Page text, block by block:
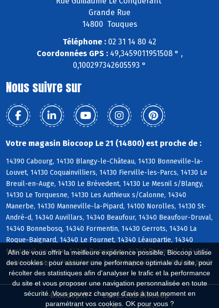
Afin de vous offrir la meilleure expérience possible, Biocoop utilise
des cookies : pour assurer une performance optimale du site, pour
récolter des statistiques afin d'analyser le trafic et la performance
du site et vous proposer une navigation personnalisée en toute
sécurité. Vous pouvez changer d'avis à tout moment en
paramétrant vos cookies. OK pour vous ?
Grande Rue
14800 Touques
Téléphone : 02 31 14 80 42
Coordonnées GPS :49,3459011951508 ° ,
0,100297342605593 °
Nous suivre sur
Votre magasin Biocoop Le 21 (14800) est proche de :
14390 Cabourg, 14130 Blangy-le-Château, 14130 Bonneville-la-
Louvet, 14130 Coquainvilliers, 14130 Fierville-les-Parcs, 14130 Le
Breuil-en-Auge, 14130 Le Brévedent, 14130 Le Mesnil s/Blangy,
14130 Le Torquesne, 14130 Les Authieux s/Calonne, 14340
Manerbe, 14130 Manneville-la-Pipard, 14100 Norolles, 14130 St-
André-d, 14340 Auvillars, 14340 Beaufour, 14340 Beaufour-Druval,
14340 Bonnebosq, 14340 Formentin, 14430 Gerrots, 14340 La
Roque-Baignard, 14340 Le Fournet, 14340 Léaupartie, 14340
Montreuil-en-Auge, 14340 Repentigny, 14340 Rumesnil, 14340 St-
Aubin-Lébizay, 14340 Valsemé, 14430 Angerville, 14430 Annebault
Biocoop.fr
Le réseau Biocoop